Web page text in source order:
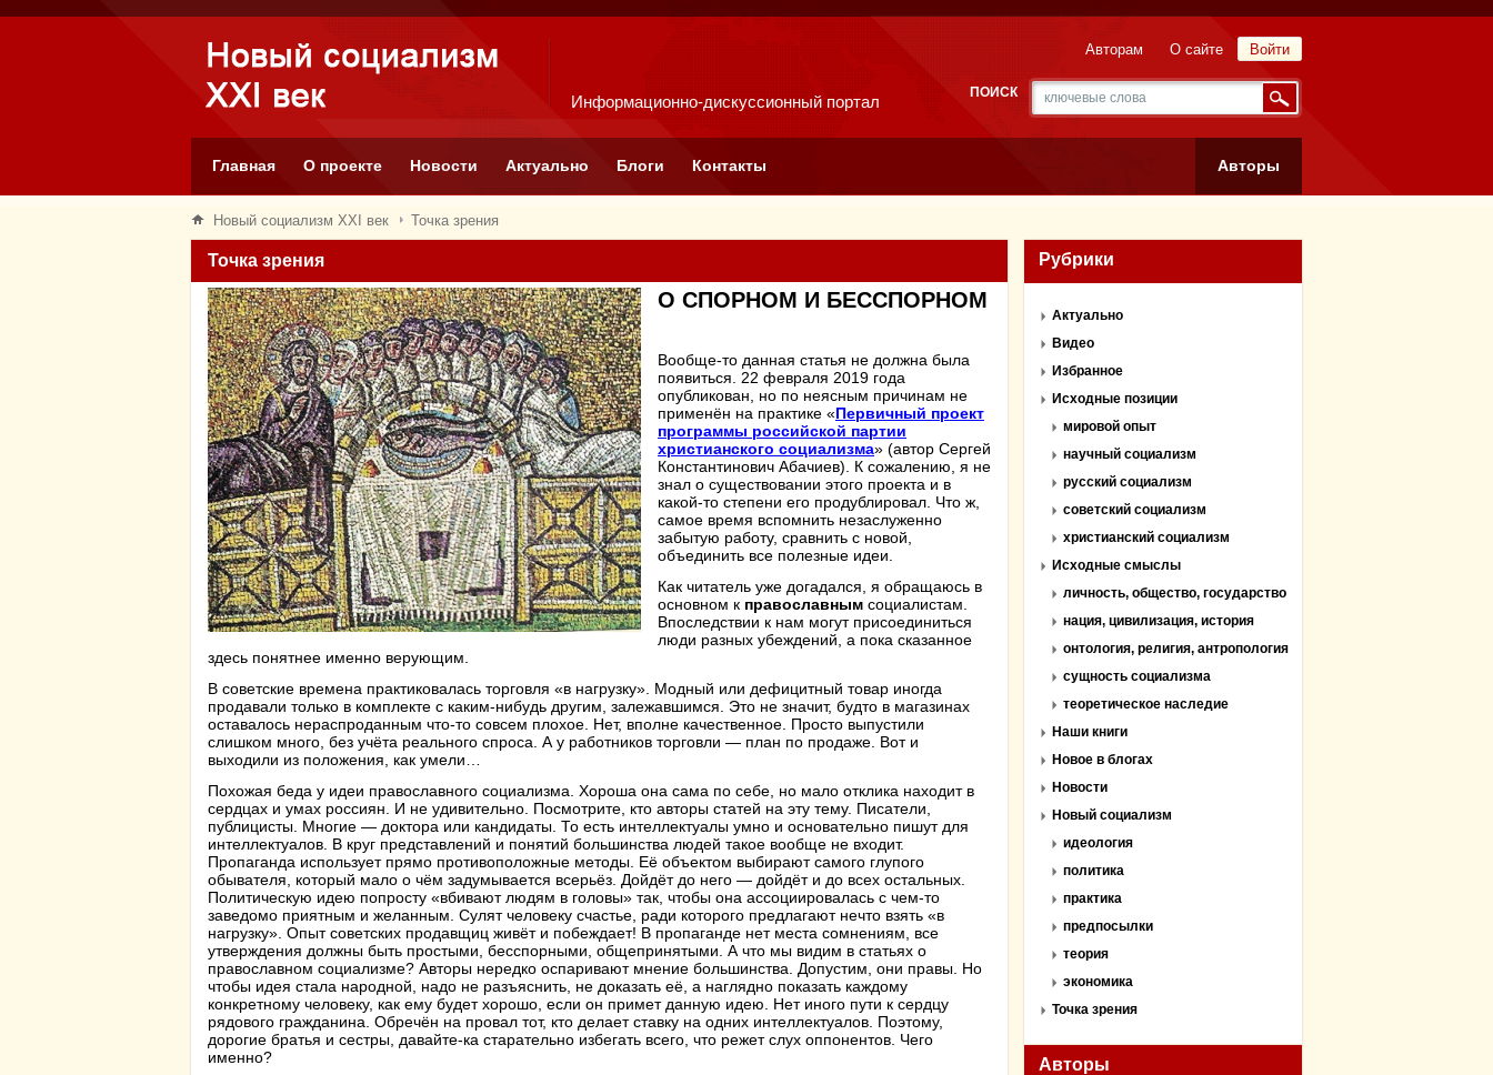
Информационно-дискуссионный портал
Войти
Авторам О сайте
ПОИСК
Главная О проекте Новости Актуально Блоги Контакты Авторы
Новый социализм XXI век Точка зрения
Точка зрения
О СПОРНОМ И БЕССПОРНОМ
Вообще-то данная статья не должна была
появиться. 22 февраля 2019 года
опубликован, но по неясным причинам не
применён на практике «Первичный проект
программы российской партии
христианского социализма» (автор Сергей
Константинович Абачиев). К сожалению, я не
знал о существовании этого проекта и в
какой-то степени его продублировал. Что ж,
самое время вспомнить незаслуженно
забытую работу, сравнить с новой,
объединить все полезные идеи.
Как читатель уже догадался, я обращаюсь в
основном к православным социалистам.
Впоследствии к нам могут присоединиться
люди разных убеждений, а пока сказанное
здесь понятнее именно верующим.
В советские времена практиковалась торговля «в нагрузку». Модный или дефицитный товар иногда
продавали только в комплекте с каким-нибудь другим, залежавшимся. Это не значит, будто в магазинах
оставалось нераспроданным что-то совсем плохое. Нет, вполне качественное. Просто выпустили
слишком много, без учёта реального спроса. А у работников торговли — план по продаже. Вот и
выходили из положения, как умели…
Похожая беда у идеи православного социализма. Хороша она сама по себе, но мало отклика находит в
сердцах и умах россиян. И не удивительно. Посмотрите, кто авторы статей на эту тему. Писатели,
публицисты. Многие — доктора или кандидаты. То есть интеллектуалы умно и основательно пишут для
интеллектуалов. В круг представлений и понятий большинства людей такое вообще не входит.
Пропаганда использует прямо противоположные методы. Её объектом выбирают самого глупого
обывателя, который мало о чём задумывается всерьёз. Дойдёт до него — дойдёт и до всех остальных.
Политическую идею попросту «вбивают людям в головы» так, чтобы она ассоциировалась с чем-то
заведомо приятным и желанным. Сулят человеку счастье, ради которого предлагают нечто взять «в
нагрузку». Опыт советских продавщиц живёт и побеждает! В пропаганде нет места сомнениям, все
утверждения должны быть простыми, бесспорными, общепринятыми. А что мы видим в статьях о
православном социализме? Авторы нередко оспаривают мнение большинства. Допустим, они правы. Но
чтобы идея стала народной, надо не разъяснить, не доказать её, а наглядно показать каждому
конкретному человеку, как ему будет хорошо, если он примет данную идею. Нет иного пути к сердцу
рядового гражданина. Обречён на провал тот, кто делает ставку на одних интеллектуалов. Поэтому,
дорогие братья и сестры, давайте-ка старательно избегать всего, что режет слух оппонентов. Чего
именно?
Рубрики
Актуально
Видео
Избранное
Исходные позиции
мировой опыт
научный социализм
русский социализм
советский социализм
христианский социализм
Исходные смыслы
личность, общество, государство
нация, цивилизация, история
онтология, религия, антропология
сущность социализма
теоретическое наследие
Наши книги
Новое в блогах
Новости
Новый социализм
идеология
политика
практика
предпосылки
теория
экономика
Точка зрения
Авторы